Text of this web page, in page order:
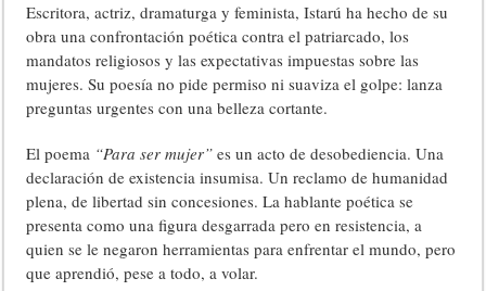
Escritora, actriz, dramaturga y feminista, Istarú ha hecho de su
obra una confrontación poética contra el patriarcado, los
mandatos religiosos y las expectativas impuestas sobre las
mujeres. Su poesía no pide permiso ni suaviza el golpe: lanza
preguntas urgentes con una belleza cortante.
El poema “Para ser mujer” es un acto de desobediencia. Una
declaración de existencia insumisa. Un reclamo de humanidad
plena, de libertad sin concesiones. La hablante poética se
presenta como una figura desgarrada pero en resistencia, a
quien se le negaron herramientas para enfrentar el mundo, pero
que aprendió, pese a todo, a volar.